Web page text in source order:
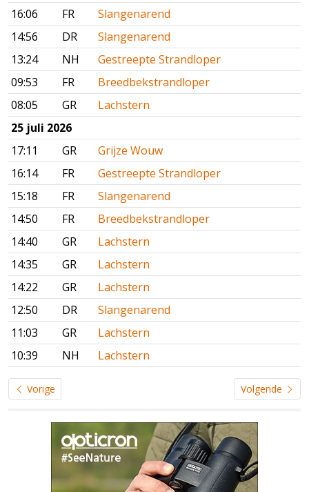
16:06
FR
Slangenarend
14:56
DR
Slangenarend
13:24
NH
Gestreepte Strandloper
09:53
FR
Breedbekstrandloper
08:05
GR
Lachstern
25 juli 2026
17:11
GR
Grijze Wouw
16:14
FR
Gestreepte Strandloper
15:18
FR
Slangenarend
14:50
FR
Breedbekstrandloper
14:40
GR
Lachstern
14:35
GR
Lachstern
14:22
GR
Lachstern
12:50
DR
Slangenarend
11:03
GR
Lachstern
10:39
NH Lachstern
Vorige Volgende